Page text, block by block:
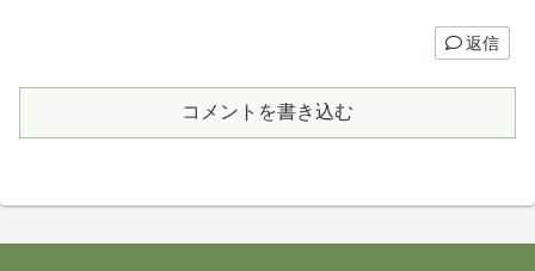
返信
コメントを書き込む